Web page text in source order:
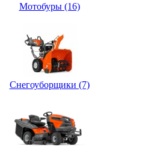
Мотобуры (16)
Снегоуборщики (7)